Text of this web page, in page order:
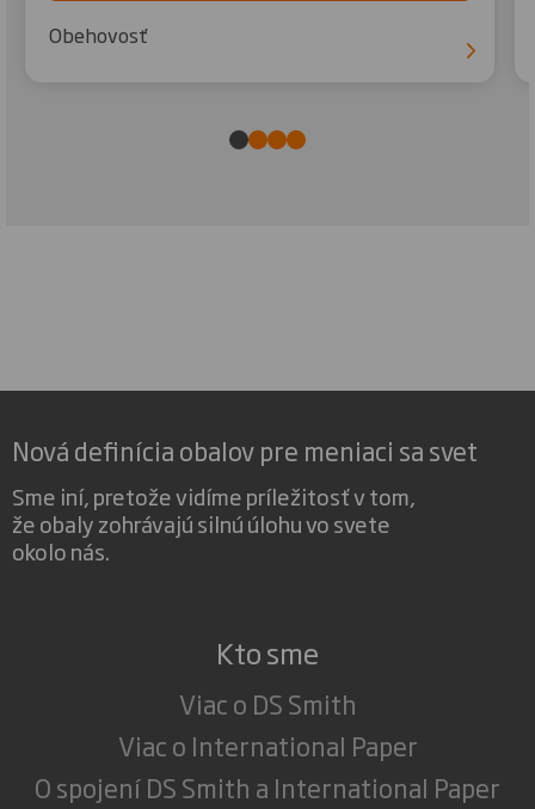
Obehovosť
Nová definícia obalov pre meniaci sa svet
Sme iní, pretože vidíme príležitosť v tom,
že obaly zohrávajú silnú úlohu vo svete
okolo nás.
Kto sme
Viac o DS Smith
Viac o International Paper
O spojení DS Smith a International Paper